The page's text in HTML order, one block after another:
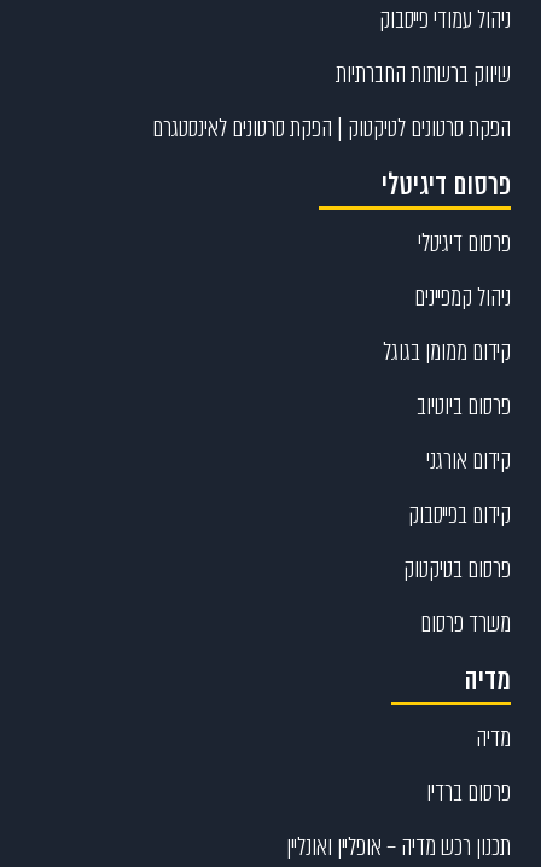
ניהול עמודי פייסבוק
שיווק ברשתות החברתיות
הפקת סרטונים לטיקטוק | הפקת סרטונים לאינסטגרם
פרסום דיגיטלי
פרסום דיגיטלי
ניהול קמפיינים
קידום ממומן בגוגל
פרסום ביוטיוב
קידום אורגני
קידום בפייסבוק
פרסום בטיקטוק
משרד פרסום
מדיה
מדיה
פרסום ברדיו
תכנון רכש מדיה – אופליין ואונליין